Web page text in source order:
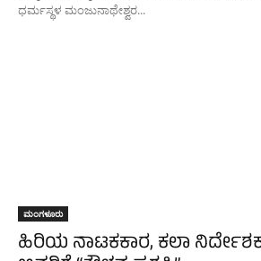
ಧರ್ಮಸ್ಥಳ ಮಂಜುನಾಥೇಶ್ವರ...
ಮಂಗಳೂರು
ಹಿರಿಯ ನಾಟಕಕಾರ, ಕಲಾ